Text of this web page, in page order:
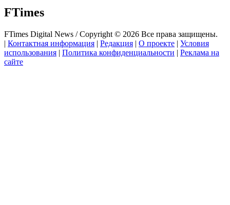
FTimes
FTimes Digital News / Copyright © 2026 Все права защищены.
| Контактная информация | Редакция | О проекте | Условия
использования | Политика конфиденциальности | Реклама на
сайте